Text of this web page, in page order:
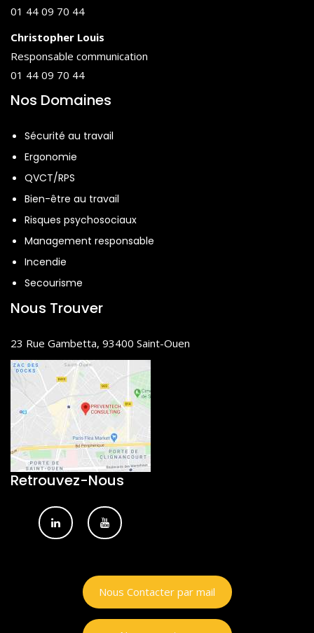
01 44 09 70 44
Christopher Louis
Responsable communication
01 44 09 70 44
Nos Domaines
Sécurité au travail
Ergonomie
QVCT/RPS
Bien-être au travail
Risques psychosociaux
Management responsable
Incendie
Secourisme
Nous Trouver
23 Rue Gambetta, 93400 Saint-Ouen
Retrouvez-Nous
Nous Contacter par mail